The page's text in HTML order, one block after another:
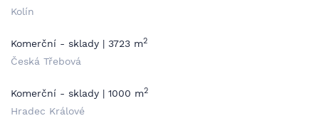
Kolín
Komerční - sklady | 3723 m2
Česká Třebová
Komerční - sklady | 1000 m2
Hradec Králové